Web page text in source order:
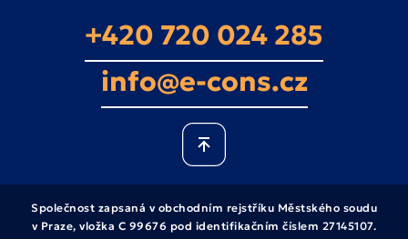
+420 720 024 285
info@e-cons.cz
Společnost zapsaná v obchodním rejstříku Městského soudu
v Praze, vložka C 99676 pod identifikačním číslem 27145107.